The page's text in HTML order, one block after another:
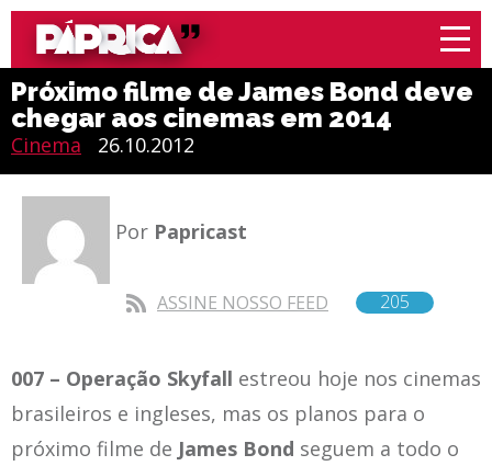
Próximo filme de James Bond deve
chegar aos cinemas em 2014
Cinema 26.10.2012
Por Papricast
ASSINE NOSSO FEED 205
007 – Operação Skyfall estreou hoje nos cinemas
brasileiros e ingleses, mas os planos para o
próximo filme de James Bond seguem a todo o